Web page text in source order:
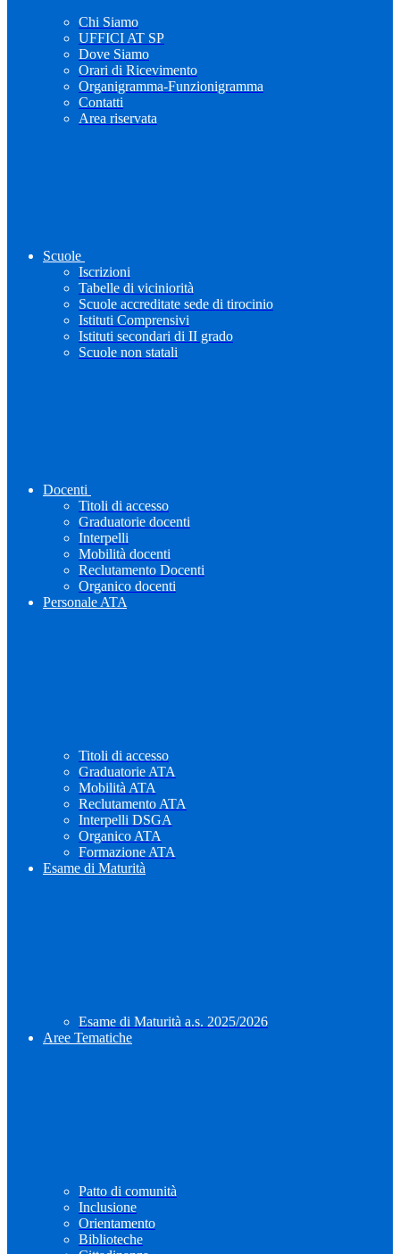
Chi Siamo
UFFICI AT SP
Dove Siamo
Orari di Ricevimento
Organigramma-Funzionigramma
Contatti
Area riservata
Scuole
Iscrizioni
Tabelle di viciniorità
Scuole accreditate sede di tirocinio
Istituti Comprensivi
Istituti secondari di II grado
Scuole non statali
Docenti
Titoli di accesso
Graduatorie docenti
Interpelli
Mobilità docenti
Reclutamento Docenti
Organico docenti
Personale ATA
Titoli di accesso
Graduatorie ATA
Mobilità ATA
Reclutamento ATA
Interpelli DSGA
Organico ATA
Formazione ATA
Esame di Maturità
Esame di Maturità a.s. 2025/2026
Aree Tematiche
Patto di comunità
Inclusione
Orientamento
Biblioteche